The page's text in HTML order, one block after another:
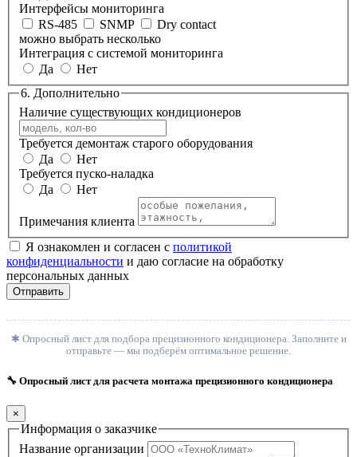
Интерфейсы мониторинга
RS-485
SNMP
Dry contact
можно выбрать несколько
Интеграция с системой мониторинга
Да
Нет
6. Дополнительно
Наличие существующих кондиционеров
Требуется демонтаж старого оборудования
Да
Нет
Требуется пуско-наладка
Да
Нет
Примечания клиента
Я ознакомлен и согласен с политикой
конфиденциальности и даю согласие на обработку
персональных данных
Отправить
✱ Опросный лист для подбора прецизионного кондиционера. Заполните и
отправьте — мы подберём оптимальное решение.
🔧 Опросный лист для расчета монтажа прецизионного кондиционера
×
Информация о заказчике
Название организации